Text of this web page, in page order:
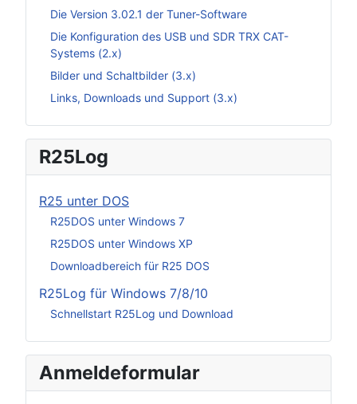
Die Version 3.02.1 der Tuner-Software
Die Konfiguration des USB und SDR TRX CAT-
Systems (2.x)
Bilder und Schaltbilder (3.x)
Links, Downloads und Support (3.x)
R25Log
R25 unter DOS
R25DOS unter Windows 7
R25DOS unter Windows XP
Downloadbereich für R25 DOS
R25Log für Windows 7/8/10
Schnellstart R25Log und Download
Anmeldeformular